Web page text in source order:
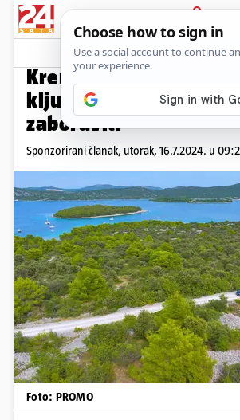
PRIJAVA
Promo sadržaj
Krenuli ste na more?
ključnu stvar ne
zaboraviti
Sponzorirani članak, utorak, 16.7.2024. u
Foto: PROMO